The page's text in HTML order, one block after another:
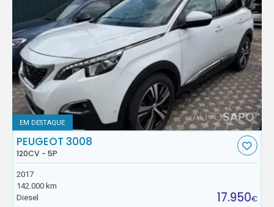
EM DESTAQUE
PEUGEOT 3008
120CV - 5P
2017
142.000 km
Diesel
17.950€